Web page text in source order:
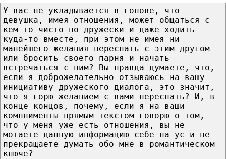
У вас не укладывается в голове, что
девушка, имея отношения, может общаться с
кем-то чисто по-дружески и даже ходить
куда-то вместе, при этом не имея ни
малейшего желания переспать с этим другом
или бросить своего парня и начать
встречаться с ним? Вы правда думаете, что,
если я доброжелательно отзываюсь на вашу
инициативу дружеского диалога, это значит,
что я горю желанием с вами переспать? И, в
конце концов, почему, если я на ваши
комплименты прямым текстом говорю о том,
что у меня уже есть отношения, вы не
мотаете данную информацию себе на ус и не
прекращаете думать обо мне в романтическом
ключе?